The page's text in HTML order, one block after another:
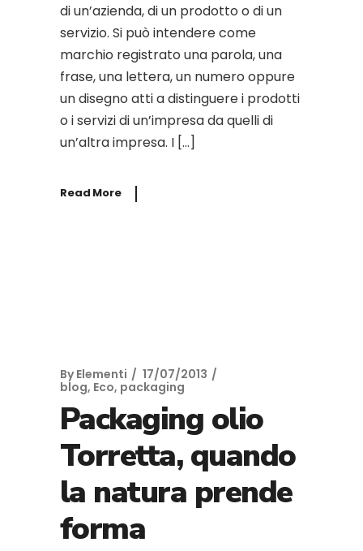
di un’azienda, di un prodotto o di un
servizio. Si può intendere come
marchio registrato una parola, una
frase, una lettera, un numero oppure
un disegno atti a distinguere i prodotti
o i servizi di un’impresa da quelli di
un’altra impresa. I […]
Read More
By Elementi
17/07/2013
blog, Eco, packaging
Packaging olio
Torretta, quando
la natura prende
forma